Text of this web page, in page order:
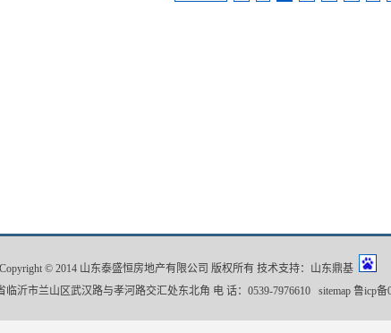
Copyright © 2014 山东泰盛恒房地产有限公司 版权所有 技术支持： 山东鼎基
临沂市兰山区武汉路与孝河路交汇处东北角 电 话：0539-7976610 sitemap 鲁icp备